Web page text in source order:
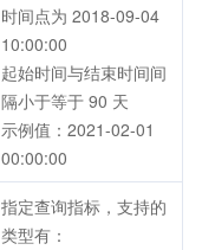
时间点为 2018-09-04
10:00:00
起始时间与结束时间间
隔小于等于 90 天
示例值：2021-02-01
00:00:00
指定查询指标，支持的
类型有：